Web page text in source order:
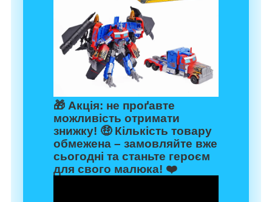
🎁 Акція: не проґавте
можливість отримати
знижку! 🤑 Кількість товару
обмежена – замовляйте вже
сьогодні та станьте героєм
для свого малюка! ❤️